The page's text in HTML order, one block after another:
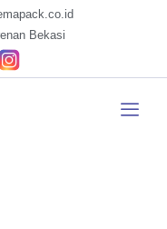
Bekasi